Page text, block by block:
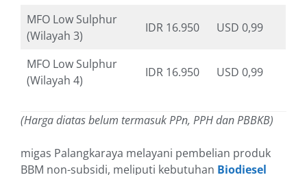
MFO Low Sulphur
(Wilayah 3)
IDR 16.950 USD 0,99
MFO Low Sulphur
(Wilayah 4)
IDR 16.950 USD 0,99
(Harga diatas belum termasuk PPn, PPH dan PBBKB)
migas Palangkaraya melayani pembelian produk
BBM non-subsidi, meliputi kebutuhan Biodiesel